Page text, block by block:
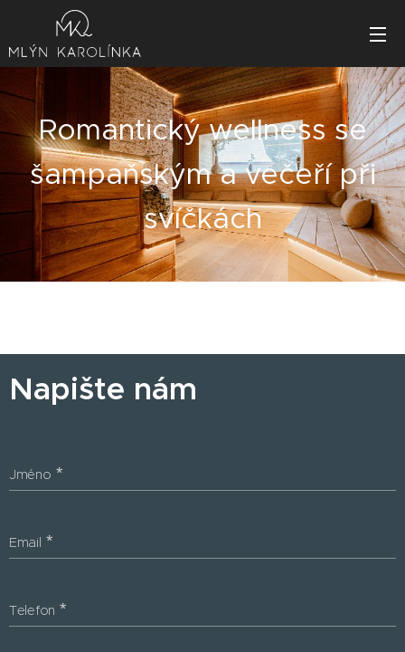
Romantický wellness se
šampaňským a večeří při
svíčkách
Napište nám
Jméno
Email
Telefon